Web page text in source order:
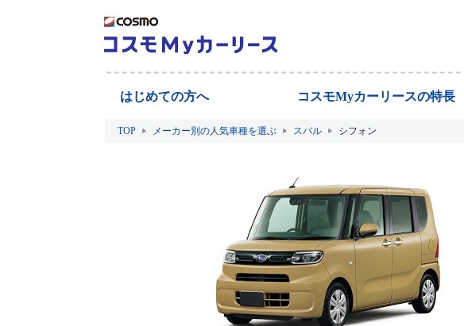
はじめての方へ コスモMyカーリースの特長
TOP メーカー別の人気車種を選ぶ スバル シフォン